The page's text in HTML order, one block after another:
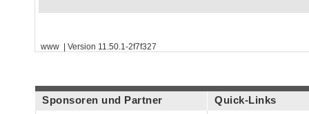
www | Version 11.50.1-2f7f327
Sponsoren und Partner Quick-Links